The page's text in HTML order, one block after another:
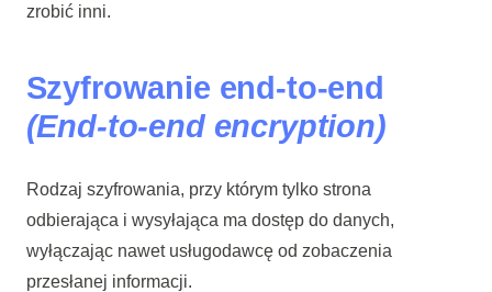
zrobić inni.
Szyfrowanie end-to-end
(End-to-end encryption)
Rodzaj szyfrowania, przy którym tylko strona
odbierająca i wysyłająca ma dostęp do danych,
wyłączając nawet usługodawcę od zobaczenia
przesłanej informacji.